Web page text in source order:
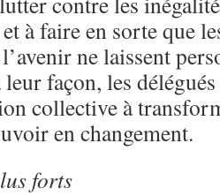
à faire en sorte que
ne laissent
façon, les
collective à
en changement.
forts